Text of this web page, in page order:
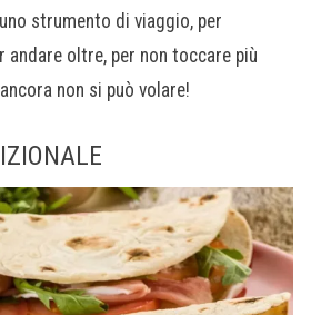
strumento di viaggio, per
andare oltre, per non toccare più
non si può volare!